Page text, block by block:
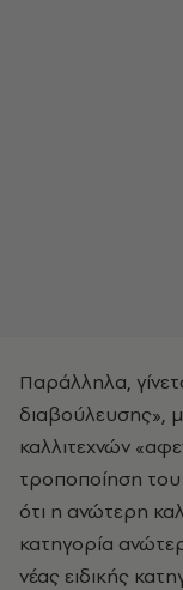
Παράλληλα,
διαβούλευσης»,
καλλιτεχνών
τροποποίηση του
ότι η ανώτερη
κατηγορία
νέας ειδικής